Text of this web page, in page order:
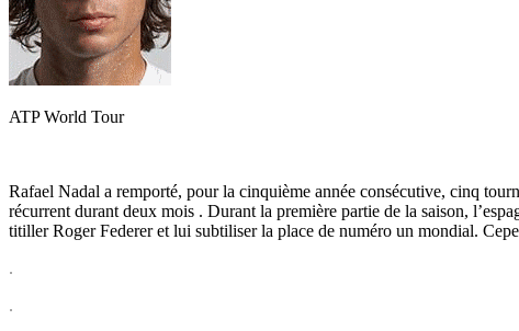
ATP World Tour
Rafael Nadal a remporté, pour la cinquième année consécutive, cinq
récurrent durant deux mois . Durant la première partie de la saison,
titiller Roger Federer et lui subtiliser la place de numéro un mondial.
.
.